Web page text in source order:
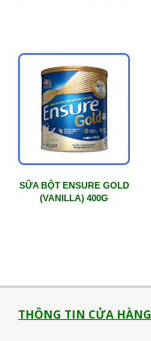
SỮA BỘT ENSURE GOLD
(VANILLA) 400G
THÔNG TIN CỬA HÀNG